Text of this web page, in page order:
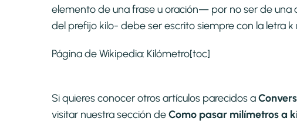
elemento de una frase u oración— por no ser de una
del prefijo kilo- debe ser escrito siempre con la letra
Página de Wikipedia: Kilómetro[toc]
Si quieres conocer otros artículos parecidos a
visitar nuestra sección deComo pasar milímetros a